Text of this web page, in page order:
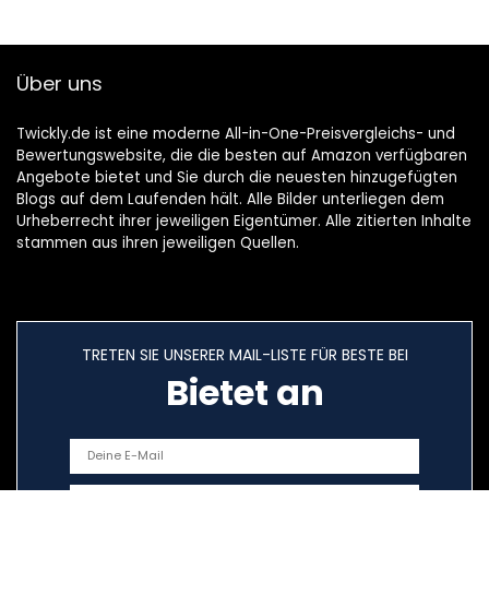
Über uns
Twickly.de ist eine moderne All-in-One-Preisvergleichs- und
Bewertungswebsite, die die besten auf Amazon verfügbaren
Angebote bietet und Sie durch die neuesten hinzugefügten
Blogs auf dem Laufenden hält. Alle Bilder unterliegen dem
Urheberrecht ihrer jeweiligen Eigentümer. Alle zitierten Inhalte
stammen aus ihren jeweiligen Quellen.
TRETEN SIE UNSERER MAIL-LISTE FÜR BESTE BEI
Bietet an